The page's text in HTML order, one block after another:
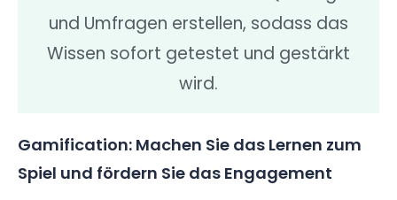
und Umfragen erstellen, sodass das
Wissen sofort getestet und gestärkt
wird.
Gamification: Machen Sie das Lernen zum
Spiel und fördern Sie das Engagement